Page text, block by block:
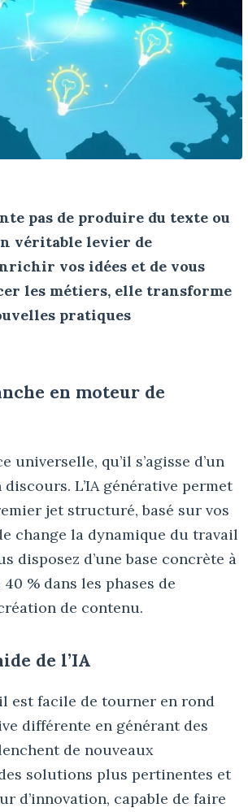
pas de produire du texte ou
véritable levier de
vos idées et de vous
les métiers, elle transforme
pratiques
en moteur de
qu’il s’agisse d’un
L’IA générative permet
jet structuré, basé sur vos
change la dynamique du travail
disposez d’une base concrète à
% dans les phases de
de contenu.
de l’IA
est facile de tourner en rond
différente en générant des
de nouveaux
solutions plus pertinentes et
d’innovation, capable de faire